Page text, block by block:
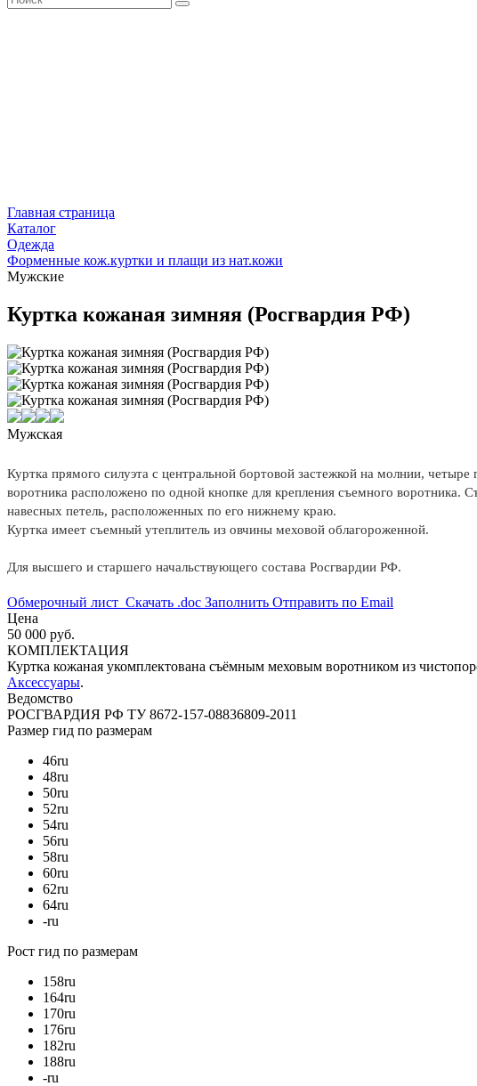
Главная страница
Каталог
Одежда
Форменные кож.куртки и плащи из нат.кожи
Мужские
Куртка кожаная зимняя (Росгвардия РФ)
Мужская
Куртка прямого силуэта с центральной бортовой застежкой на молнии,
воротника расположено по одной кнопке для крепления съемного воротника.
навесных петель, расположенных по его нижнему краю.
Куртка имеет съемный утеплитель из овчины меховой облагороженной.
Для высшего и старшего начальствующего состава Росгвардии РФ.
Обмерочный лист Скачать .doc Заполнить Отправить по Email
Цена
50 000 руб.
КОМПЛЕКТАЦИЯ
Куртка кожаная укомплектована съёмным меховым воротником из
Аксессуары.
Ведомство
РОСГВАРДИЯ РФ ТУ 8672-157-08836809-2011
Размер гид по размерам
46ru
48ru
50ru
52ru
54ru
56ru
58ru
60ru
62ru
64ru
-ru
Рост гид по размерам
158ru
164ru
170ru
176ru
182ru
188ru
-ru